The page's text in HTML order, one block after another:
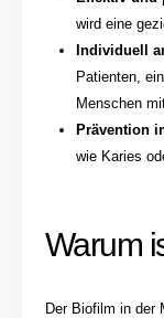
wird eine
Individuell
Patienten,
Menschen
Prävention
wie Karies
Warum
Der Biofilm in der